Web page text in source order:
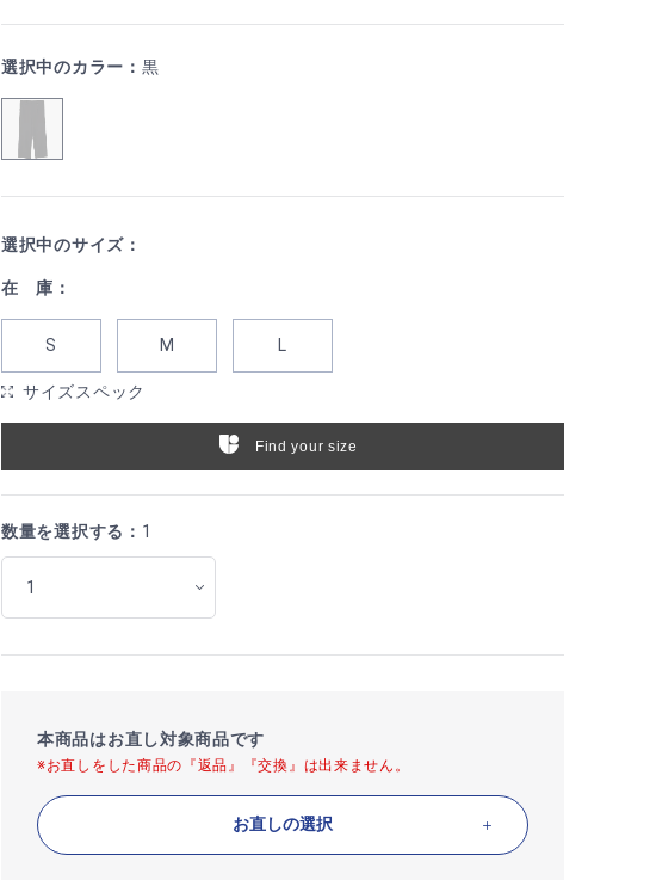
選択中のカラー： 黒
選択中のサイズ：
在 庫：
S M L
サイズスペック
Find your size
数量を選択する： 1
本商品はお直し対象商品です
※お直しをした商品の『返品』『交換』は出来ません。
お直しの選択